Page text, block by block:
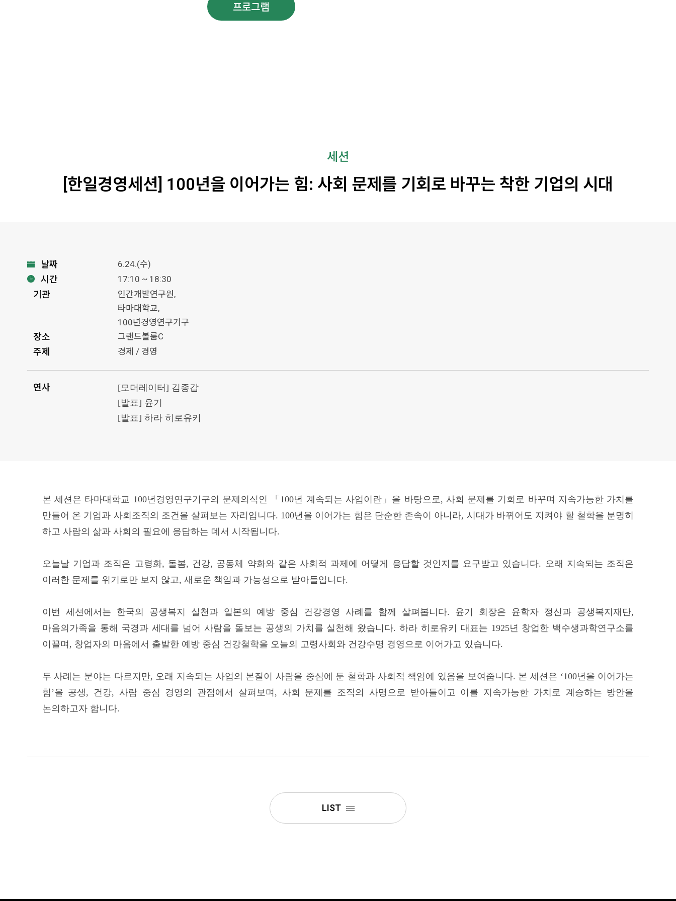
프로그램
세션
[한일경영세션] 100년을 이어가는 힘: 사회 문제를 기회로 바꾸는 착한 기업의 시대
날짜 6.24.(수)
시간 17:10 ~ 18:30
기관
인간개발연구원,
타마대학교,
100년경영연구기구
장소 그랜드볼룸C
주제 경제 / 경영
연사
[모더레이터] 김종갑
[발표] 윤기
[발표] 하라 히로유키
본 세션은 타마대학교 100년경영연구기구의 문제의식인 「100년 계속되는 사업이란」을 바탕으로, 사회 문제를 기회로 바꾸며 지속가능한 가치를
만들어 온 기업과 사회조직의 조건을 살펴보는 자리입니다. 100년을 이어가는 힘은 단순한 존속이 아니라, 시대가 바뀌어도 지켜야 할 철학을 분명히
하고 사람의 삶과 사회의 필요에 응답하는 데서 시작됩니다.
오늘날 기업과 조직은 고령화, 돌봄, 건강, 공동체 약화와 같은 사회적 과제에 어떻게 응답할 것인지를 요구받고 있습니다. 오래 지속되는 조직은
이러한 문제를 위기로만 보지 않고, 새로운 책임과 가능성으로 받아들입니다.
이번 세션에서는 한국의 공생복지 실천과 일본의 예방 중심 건강경영 사례를 함께 살펴봅니다. 윤기 회장은 윤학자 정신과 공생복지재단,
마음의가족을 통해 국경과 세대를 넘어 사람을 돌보는 공생의 가치를 실천해 왔습니다. 하라 히로유키 대표는 1925년 창업한 백수생과학연구소를
이끌며, 창업자의 마음에서 출발한 예방 중심 건강철학을 오늘의 고령사회와 건강수명 경영으로 이어가고 있습니다.
두 사례는 분야는 다르지만, 오래 지속되는 사업의 본질이 사람을 중심에 둔 철학과 사회적 책임에 있음을 보여줍니다. 본 세션은 ‘100년을 이어가는
힘’을 공생, 건강, 사람 중심 경영의 관점에서 살펴보며, 사회 문제를 조직의 사명으로 받아들이고 이를 지속가능한 가치로 계승하는 방안을
논의하고자 합니다.
LIST